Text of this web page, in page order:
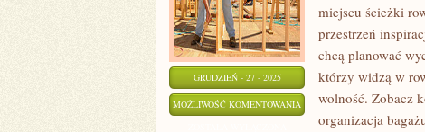
GRUDZIEŃ - 27 - 2025
MOŻLIWOŚĆ KOMENTOWANIA WOJEWÓDZTWO
ŚLĄSKIE
miejscu ścieżki
przestrzeń
chcą planować
którzy widzą w
wolność. Zobacz
organizacja